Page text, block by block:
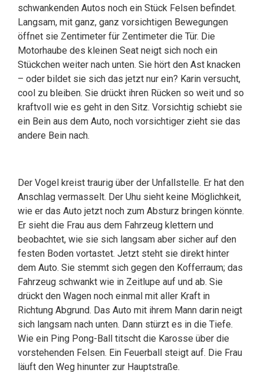
schwankenden Autos noch ein Stück Felsen befindet.
Langsam, mit ganz, ganz vorsichtigen Bewegungen
öffnet sie Zentimeter für Zentimeter die Tür. Die
Motorhaube des kleinen Seat neigt sich noch ein
Stückchen weiter nach unten. Sie hört den Ast knacken
– oder bildet sie sich das jetzt nur ein? Karin versucht,
cool zu bleiben. Sie drückt ihren Rücken so weit und so
kraftvoll wie es geht in den Sitz. Vorsichtig schiebt sie
ein Bein aus dem Auto, noch vorsichtiger zieht sie das
andere Bein nach.
Der Vogel kreist traurig über der Unfallstelle. Er hat den
Anschlag vermasselt. Der Uhu sieht keine Möglichkeit,
wie er das Auto jetzt noch zum Absturz bringen könnte.
Er sieht die Frau aus dem Fahrzeug klettern und
beobachtet, wie sie sich langsam aber sicher auf den
festen Boden vortastet. Jetzt steht sie direkt hinter
dem Auto. Sie stemmt sich gegen den Kofferraum; das
Fahrzeug schwankt wie in Zeitlupe auf und ab. Sie
drückt den Wagen noch einmal mit aller Kraft in
Richtung Abgrund. Das Auto mit ihrem Mann darin neigt
sich langsam nach unten. Dann stürzt es in die Tiefe.
Wie ein Ping Pong-Ball titscht die Karosse über die
vorstehenden Felsen. Ein Feuerball steigt auf. Die Frau
läuft den Weg hinunter zur Hauptstraße.